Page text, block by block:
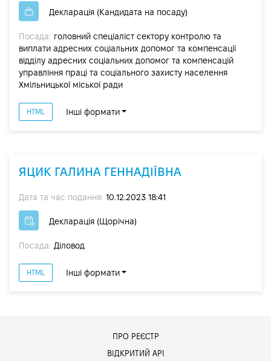
Декларація (Кандидата на посаду)
Посада: головний спеціаліст сектору контролю та
виплати адресних соціальних допомог та компенсації
відділу адресних соціальних допомог та компенсацій
управління праці та соціального захисту населення
Хмільницької міської ради
HTML Інші формати
ЯЦИК ГАЛИНА ГЕННАДІЇВНА
Дата та час подання: 10.12.2023 18:41
Декларація (Щорічна)
Посада: Діловод
HTML Інші формати
ПРО РЕЄСТР
ВІДКРИТИЙ АРІ